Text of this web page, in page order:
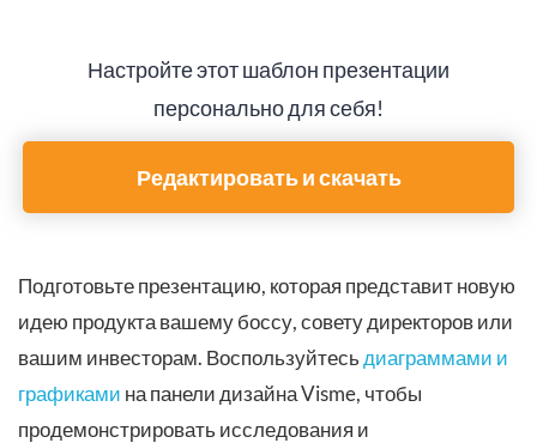
Настройте этот шаблон презентации
персонально для себя!
Редактировать и скачать
Подготовьте презентацию, которая представит новую
идею продукта вашему боссу, совету директоров или
вашим инвесторам. Воспользуйтесь диаграммами и
графиками на панели дизайна Visme, чтобы
продемонстрировать исследования и